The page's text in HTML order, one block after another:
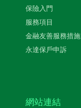
保險入門
服務項目
金融友善服務措施
永達保戶申訴
網站連結